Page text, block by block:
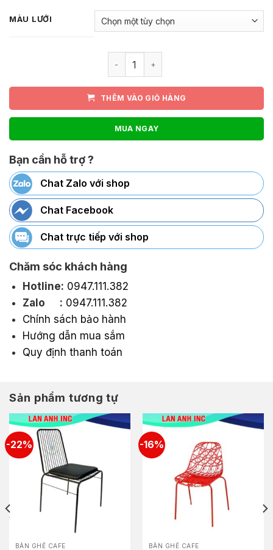
MÀU LƯỚI
THÊM VÀO GIỎ HÀNG
MUA NGAY
Bạn cần hỗ trợ ?
Chat Zalo với shop
Chat Facebook
Chat trực tiếp với shop
Chăm sóc khách hàng
Hotline: 0947.111.382
Zalo : 0947.111.382
Chính sách bảo hành
Hướng dẫn mua sắm
Quy định thanh toán
Sản phẩm tương tự
-22%
BÀN GHẾ CAFE
-16%
BÀN GHẾ CAFE